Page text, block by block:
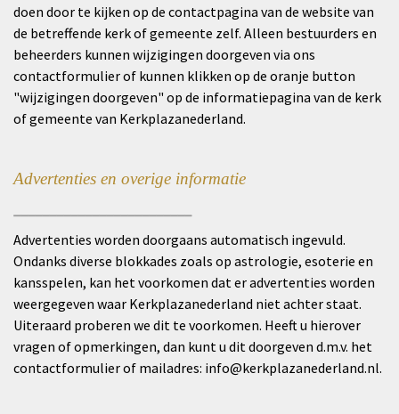
doen door te kijken op de contactpagina van de website van
de betreffende kerk of gemeente zelf. Alleen bestuurders en
beheerders kunnen wijzigingen doorgeven via ons
contactformulier of kunnen klikken op de oranje button
"wijzigingen doorgeven" op de informatiepagina van de kerk
of gemeente van Kerkplazanederland.
Advertenties en overige informatie
Advertenties worden doorgaans automatisch ingevuld.
Ondanks diverse blokkades zoals op astrologie, esoterie en
kansspelen, kan het voorkomen dat er advertenties worden
weergegeven waar Kerkplazanederland niet achter staat.
Uiteraard proberen we dit te voorkomen. Heeft u hierover
vragen of opmerkingen, dan kunt u dit doorgeven d.m.v. het
contactformulierof mailadres: info@kerkplazanederland.nl.